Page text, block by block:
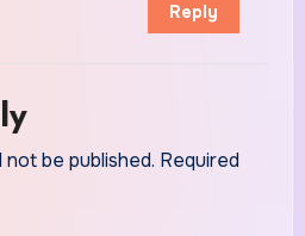
Reply
not be published. Required